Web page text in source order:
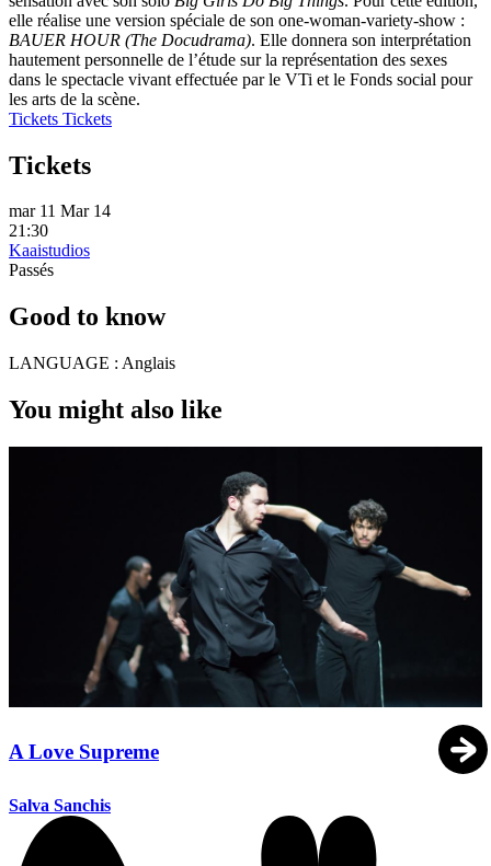
elle réalise une version spéciale de son one-woman-variety-show :
BAUER HOUR (The Docudrama). Elle donnera son interprétation
hautement personnelle de l’étude sur la représentation des sexes
dans le spectacle vivant effectuée par le VTi et le Fonds social pour
les arts de la scène.
Tickets Tickets
Tickets
mar 11 Mar 14
21:30
Kaaistudios
Passés
Good to know
LANGUAGE : Anglais
You might also like
A Love Supreme
Salva Sanchis